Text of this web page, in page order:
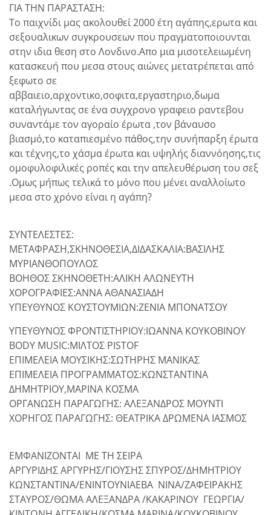
ΓΙΑ ΤΗΝ ΠΑΡΑΣΤΑΣΗ:
Το παιχνίδι μας ακολουθεί 2000 έτη αγάπης,ερωτα και
σεξουαλικων συγκρουσεων που πραγματοποιουνται
στην ιδια θεση στο Λονδινο.Απο μια μισοτελειωμένη
κατασκευή που μεσα στους αιώνες μετατρέπεται από
ξεφωτο σε
αββαιειο,αρχοντικο,σοφιτα,εργαστηριο,δωμα
καταλήγωντας σε ένα συγχρονο γραφειο ραντεβου
συναντάμε τον αγοραίο έρωτα ,τον βάναυσο
βιασμό,το καταπιεσμένο πάθος,την συνήπαρξη έρωτα
και τέχνης,το χάσμα έρωτα και υψηλής διαννόησης,τις
ομοφυλοφιλικές ροπές και την απελευθέρωση του σεξ
.Ομως μήπως τελικά το μόνο που μένει αναλλοίωτο
μεσα στο χρόνο είναι η αγάπη?
ΣΥΝΤΕΛΕΣΤΕΣ:
ΜΕΤΑΦΡΑΣΗ,ΣΚΗΝΟΘΕΣΙΑ,ΔΙΔΑΣΚΑΛΙΑ:ΒΑΣΙΛΗΣ
ΜΥΡΙΑΝΘΟΠΟΥΛΟΣ
ΒΟΗΘΟΣ ΣΚΗΝΟΘΕΤΗ:ΑΛΙΚΗ ΑΛΩΝΕΥΤΗ
ΧΟΡΟΓΡΑΦΙΕΣ:ΑΝΝΑ ΑΘΑΝΑΣΙΑΔΗ
ΥΠΕΥΘΥΝΟΣ ΚΟΥΣΤΟΥΜΙΩΝ:ΖΕΝΙΑ ΜΠΟΝΑΤΣΟΥ
ΥΠΕΥΘΥΝΟΣ ΦΡΟΝΤΙΣΤΗΡΙΟΥ:ΙΩΑΝΝΑ ΚΟΥΚΟΒΙΝΟΥ
BODY MUSIC:ΜΙΛΤΟΣ PISTOF
ΕΠΙΜΕΛΕΙΑ ΜΟΥΣΙΚΗΣ:ΣΩΤΗΡΗΣ ΜΑΝΙΚΑΣ
ΕΠΙΜΕΛΕΙΑ ΠΡΟΓΡΑΜΜΑΤΟΣ:ΚΩΝΣΤΑΝΤΙΝΑ
ΔΗΜΗΤΡΙΟΥ,ΜΑΡΙΝΑ ΚΟΣΜΑ
ΟΡΓΑΝΩΣΗ ΠΑΡΑΓΩΓΗΣ: ΑΛΕΞΑΝΔΡΟΣ ΜΟΥΝΤΙ
ΧΟΡΗΓΟΣ ΠΑΡΑΓΩΓΗΣ: ΘΕΑΤΡΙΚΑ ΔΡΩΜΕΝΑ ΙΑΣΜΟΣ
ΕΜΦΑΝΙΖΟΝΤΑΙ ΜΕ ΤΗ ΣΕΙΡΑ
ΑΡΓΥΡΙΔΗΣ ΑΡΓΥΡΗΣ/ΓΙΟΥΣΗΣ ΣΠΥΡΟΣ/ΔΗΜΗΤΡΙΟΥ
ΚΩΝΣΤΑΝΤΙΝΑ/ΕΝΙΝΤΟΥΝΙΑΕΒΑ ΝΙΝΑ/ΖΑΦΕΙΡΑΚΗΣ
ΣΤΑΥΡΟΣ/ΘΩΜΑ ΑΛΕΞΑΝΔΡΑ /ΚΑΚΑΡΙΝΟΥ ΓΕΩΡΓΙΑ/